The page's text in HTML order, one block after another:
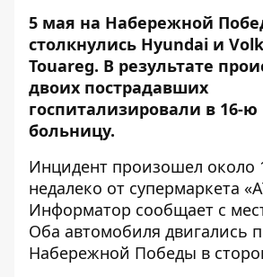
5 мая на Набережной
столкнулись Hyundai и
Touareg. В результате
двоих пострадавших
госпитализировали в 16-ю
больницу.
Инцидент произошел около
недалеко от супермаркета
Информатор сообщает с
Оба автомобиля двигались
Набережной Победы в